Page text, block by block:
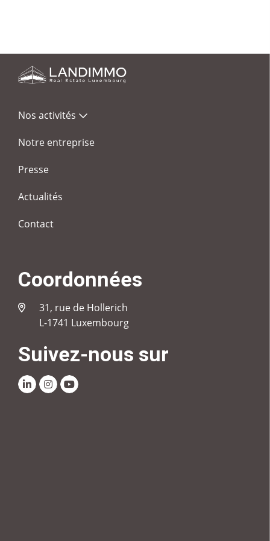
Nos activités
Notre entreprise
Presse
Actualités
Contact
Coordonnées
31, rue de Hollerich
L-1741 Luxembourg
Suivez-nous sur
LinkedinInstagram
Youtube